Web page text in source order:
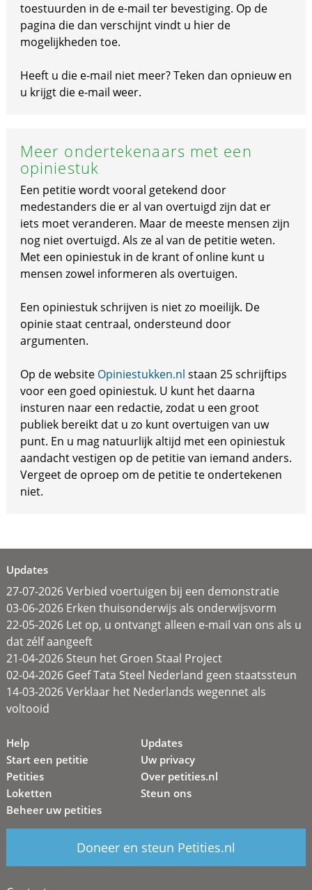
toestuurden in de e-mail ter bevestiging. Op de
pagina die dan verschijnt vindt u hier de
mogelijkheden toe.
Heeft u die e-mail niet meer? Teken dan opnieuw en
u krijgt die e-mail weer.
Meer ondertekenaars met een
opiniestuk
Een petitie wordt vooral getekend door
medestanders die er al van overtuigd zijn dat er
iets moet veranderen. Maar de meeste mensen zijn
nog niet overtuigd. Als ze al van de petitie weten.
Met een opiniestuk in de krant of online kunt u
mensen zowel informeren als overtuigen.
Een opiniestuk schrijven is niet zo moeilijk. De
opinie staat centraal, ondersteund door
argumenten.
Op de website Opiniestukken.nl staan 25 schrijftips
voor een goed opiniestuk. U kunt het daarna
insturen naar een redactie, zodat u een groot
publiek bereikt dat u zo kunt overtuigen van uw
punt. En u mag natuurlijk altijd met een opiniestuk
aandacht vestigen op de petitie van iemand anders.
Vergeet de oproep om de petitie te ondertekenen
niet.
Updates
27-07-2026 Verbied voertuigen bij een demonstratie
03-06-2026 Erken thuisonderwijs als onderwijsvorm
22-05-2026 Let op, u ontvangt alleen e-mail van ons als u
dat zélf aangeeft
21-04-2026 Steun het Groen Staal Project
02-04-2026 Geef Tata Steel Nederland geen staatssteun
14-03-2026 Verklaar het Nederlands wegennet als
voltooid
Help
Start een petitie
Petities
Loketten
Beheer uw petities
Updates
Uw privacy
Over petities.nl
Steun ons
Doneer en steun Petities.nl